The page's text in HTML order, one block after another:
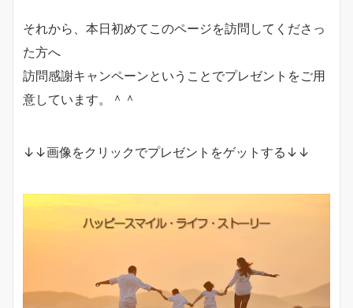
それから、本日初めてこのページを訪問してくださっ
た方へ
訪問感謝キャンペーンということでプレゼントをご用
意しています。＾＾
↓↓画像をクリックでプレゼントをゲットする↓↓